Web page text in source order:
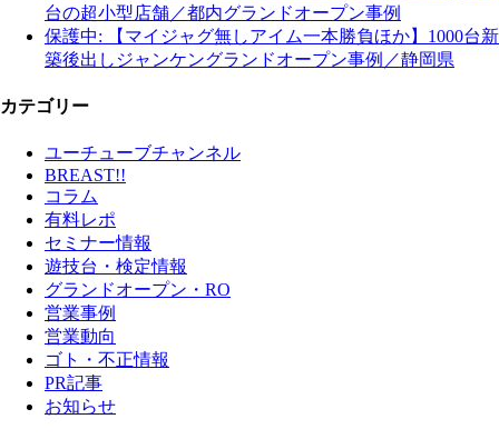
台の超小型店舗／都内グランドオープン事例
保護中: 【マイジャグ無しアイム一本勝負ほか】1000台新
築後出しジャンケングランドオープン事例／静岡県
カテゴリー
ユーチューブチャンネル
BREAST!!
コラム
有料レポ
セミナー情報
遊技台・検定情報
グランドオープン・RO
営業事例
営業動向
ゴト・不正情報
PR記事
お知らせ